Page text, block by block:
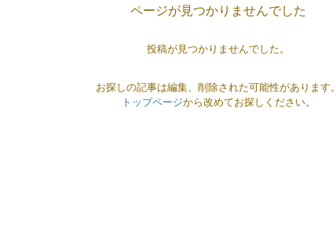
ページが見つかりませんでした
投稿が見つかりませんでした。
お探しの記事は編集、削除された可能性があります。
トップページから改めてお探しください。